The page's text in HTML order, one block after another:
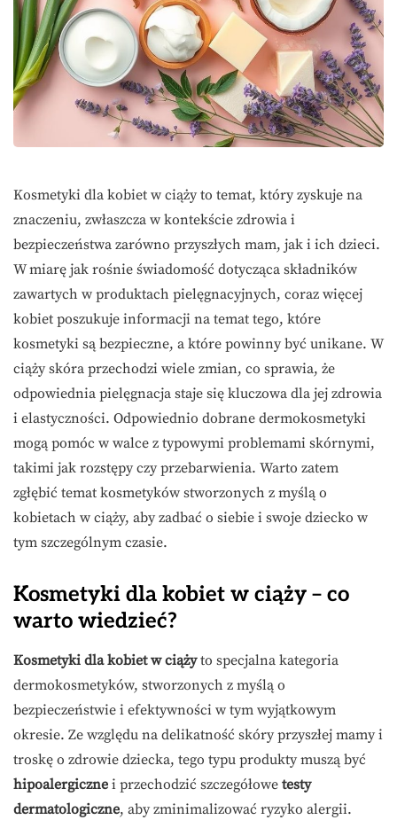
Kosmetyki dla kobiet w ciąży to temat, który zyskuje na
znaczeniu, zwłaszcza w kontekście zdrowia i
bezpieczeństwa zarówno przyszłych mam, jak i ich dzieci.
W miarę jak rośnie świadomość dotycząca składników
zawartych w produktach pielęgnacyjnych, coraz więcej
kobiet poszukuje informacji na temat tego, które
kosmetyki są bezpieczne, a które powinny być unikane. W
ciąży skóra przechodzi wiele zmian, co sprawia, że
odpowiednia pielęgnacja staje się kluczowa dla jej zdrowia
i elastyczności. Odpowiednio dobrane dermokosmetyki
mogą pomóc w walce z typowymi problemami skórnymi,
takimi jak rozstępy czy przebarwienia. Warto zatem
zgłębić temat kosmetyków stworzonych z myślą o
kobietach w ciąży, aby zadbać o siebie i swoje dziecko w
tym szczególnym czasie.
Kosmetyki dla kobiet w ciąży – co
warto wiedzieć?
Kosmetyki dla kobiet w ciążyto specjalna kategoria
dermokosmetyków, stworzonych z myślą o
bezpieczeństwie i efektywności w tym wyjątkowym
okresie. Ze względu na delikatność skóry przyszłej mamy i
troskę o zdrowie dziecka, tego typu produkty muszą być
hipoalergiczne i przechodzić szczegółowe testy
dermatologiczne, aby zminimalizować ryzyko alergii.